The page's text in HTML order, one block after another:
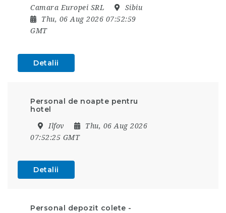
Camara Europei SRL
Sibiu
Thu, 06 Aug 2026 07:52:59
GMT
Detalii
Personal de noapte pentru
hotel
Ilfov
Thu, 06 Aug 2026
07:52:25 GMT
Detalii
Personal depozit colete -